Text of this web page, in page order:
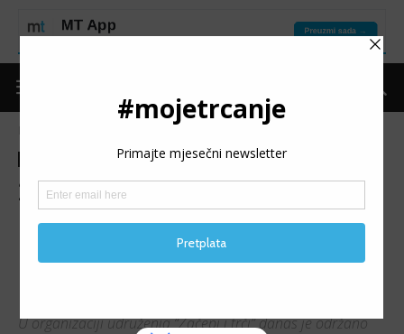
2. JABLANIČKI
POLUMARATON: Hastor i
Hamel najbrži na drugom
U organizaciji udruženja “Začepi i trči” danas je održano